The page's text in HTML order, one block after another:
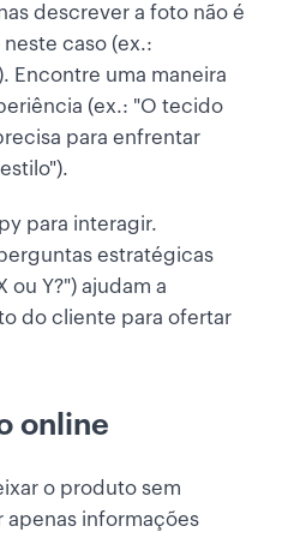
descrever a foto não é
caso (ex.:
Encontre uma maneira
(ex.: "O tecido
para enfrentar
para interagir.
estratégicas
ou Y?") ajudam a
do cliente para ofertar
online
o produto sem
informações